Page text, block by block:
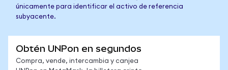
únicamente para identificar el activo de referencia
subyacente.
Obtén UNPon en segundos
Compra, vende, intercambia y canjea